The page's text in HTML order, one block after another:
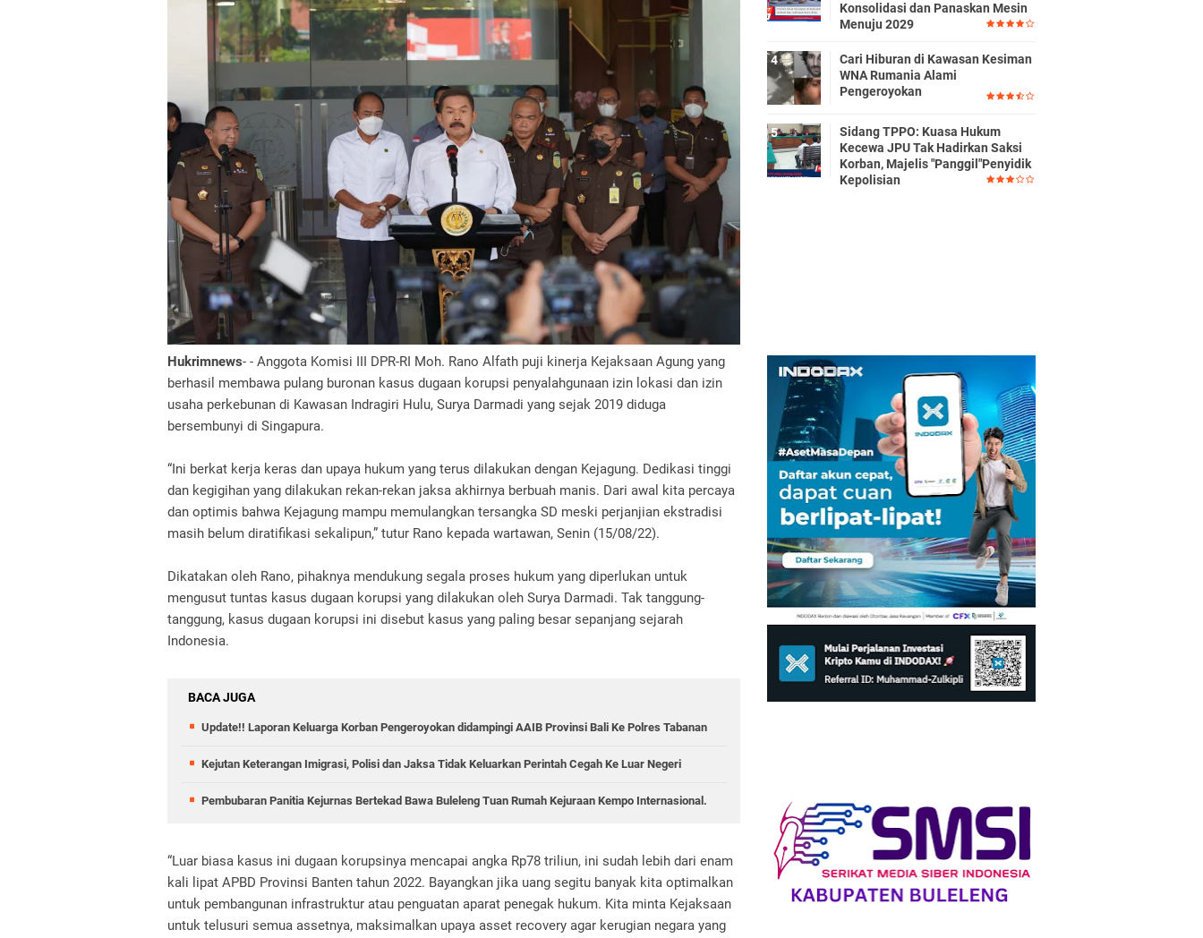
Hukrimnews- - Anggota Komisi III DPR-RI Moh. Rano Alfath puji kinerja Kejaksaan Agung yang
berhasil membawa pulang buronan kasus dugaan korupsi penyalahgunaan izin lokasi dan izin
usaha perkebunan di Kawasan Indragiri Hulu, Surya Darmadi yang sejak 2019 diduga
bersembunyi di Singapura.
“Ini berkat kerja keras dan upaya hukum yang terus dilakukan dengan Kejagung. Dedikasi tinggi
dan kegigihan yang dilakukan rekan-rekan jaksa akhirnya berbuah manis. Dari awal kita percaya
dan optimis bahwa Kejagung mampu memulangkan tersangka SD meski perjanjian ekstradisi
masih belum diratifikasi sekalipun,” tutur Rano kepada wartawan, Senin (15/08/22).
Dikatakan oleh Rano, pihaknya mendukung segala proses hukum yang diperlukan untuk
mengusut tuntas kasus dugaan korupsi yang dilakukan oleh Surya Darmadi. Tak tanggung-
tanggung, kasus dugaan korupsi ini disebut kasus yang paling besar sepanjang sejarah
Indonesia.
BACA JUGA
Update!! Laporan Keluarga Korban Pengeroyokan didampingi AAIB Provinsi Bali Ke Polres Tabanan
Kejutan Keterangan Imigrasi, Polisi dan Jaksa Tidak Keluarkan Perintah Cegah Ke Luar Negeri
Pembubaran Panitia Kejurnas Bertekad Bawa Buleleng Tuan Rumah Kejuraan Kempo Internasional.
“Luar biasa kasus ini dugaan korupsinya mencapai angka Rp78 triliun, ini sudah lebih dari enam
kali lipat APBD Provinsi Banten tahun 2022. Bayangkan jika uang segitu banyak kita optimalkan
untuk pembangunan infrastruktur atau penguatan aparat penegak hukum. Kita minta Kejaksaan
untuk telusuri semua assetnya, maksimalkan upaya asset recovery agar kerugian negara yang
Konsolidasi dan Panaskan Mesin
Menuju 2029
Cari Hiburan di Kawasan Kesiman
WNA Rumania Alami
Pengeroyokan
Sidang TPPO: Kuasa Hukum
Kecewa JPU Tak Hadirkan Saksi
Korban, Majelis "Panggil"Penyidik
Kepolisian